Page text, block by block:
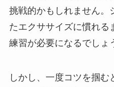
挑戦的かもしれません。
たエクササイズに慣れる
練習が必要になるでしょ
しかし、一度コツを掴む